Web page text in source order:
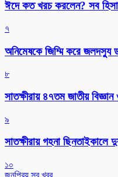
ঈদে কত খরচ করলেন? সব
৭
অনিমেষকে জিম্মি করে
৮
সাতক্ষীরায় ৪৭তম জাতীয়
৯
সাতক্ষীরায় গহনা ছিনতাইকালে
১০